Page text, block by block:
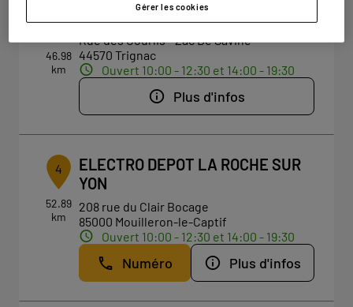
3
46.98
km
ELECTRO DEPOT SAINT-NAZAIRE
Rue des Courlis - Zac De Savine
44570 Trignac
Ouvert 10:00 - 12:30 et 14:00 - 19:30
Plus d'infos
4
52.89
km
ELECTRO DEPOT LA ROCHE SUR
YON
208 rue du Clair Bocage
85000 Mouilleron-le-Captif
Ouvert 10:00 - 12:30 et 14:00 - 19:30
Numéro Plus d'infos
Gérer les cookies